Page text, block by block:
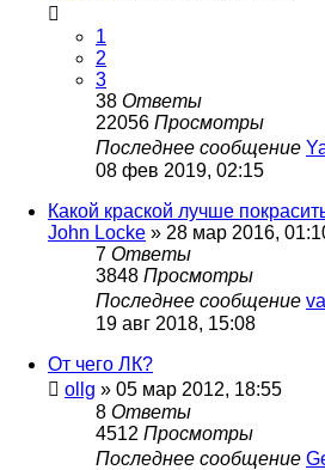
1
2
3
38 Ответы
22056 Просмотры
Последнее сообщение
08 фев 2019, 02:15
Какой краской лучше
John Locke » 28 мар 2016,
7 Ответы
3848 Просмотры
Последнее сообщение
19 авг 2018, 15:08
От чего ЛК?
ollg » 05 мар 2012, 18:55
8 Ответы
4512 Просмотры
Последнее сообщение